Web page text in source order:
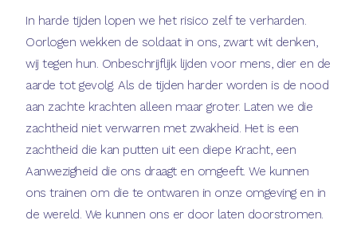
In harde tijden lopen we het risico zelf te verharden.
Oorlogen wekken de soldaat in ons, zwart wit denken,
wij tegen hun. Onbeschrijflijk lijden voor mens, dier en de
aarde tot gevolg. Als de tijden harder worden is de nood
aan zachte krachten alleen maar groter. Laten we die
zachtheid niet verwarren met zwakheid. Het is een
zachtheid die kan putten uit een diepe Kracht, een
Aanwezigheid die ons draagt en omgeeft. We kunnen
ons trainen om die te ontwaren in onze omgeving en in
de wereld. We kunnen ons er door laten doorstromen.